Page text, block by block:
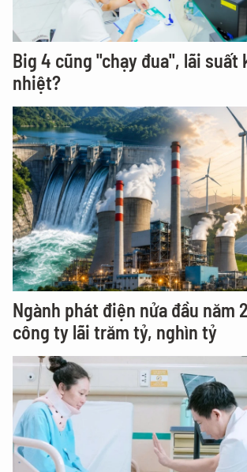
Big 4 cũng "chạy đua", lãi suất
nhiệt?
Ngành phát điện nửa đầu năm
công ty lãi trăm tỷ, nghìn tỷ